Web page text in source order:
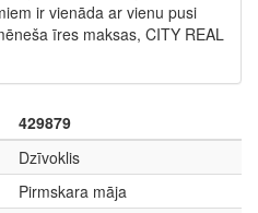
ir vienāda ar vienu pusi
īres maksas, CITY REAL
429879
Dzīvoklis
Pirmskara māja